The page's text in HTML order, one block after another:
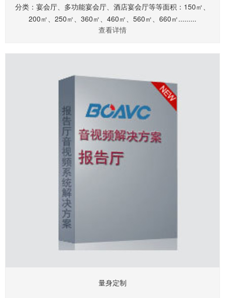
分类：宴会厅、多功能宴会厅、酒店宴会厅等等面积：150㎡、
200㎡、250㎡、360㎡、460㎡、560㎡、660㎡.........
查看详情
量身定制